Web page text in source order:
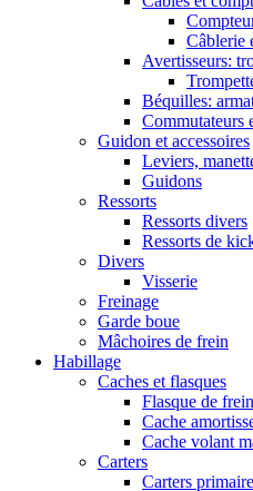
Câblerie
Avertisseurs:
Béquilles:
Commutateurs
Guidon et accessoires
Leviers,
Guidons
Ressorts
Ressorts divers
Ressorts de
Divers
Visserie
Freinage
Garde boue
Mâchoires de frein
Habillage
Caches et flasques
Flasque de frein
Cache
Cache volant
Carters
Carters primaire